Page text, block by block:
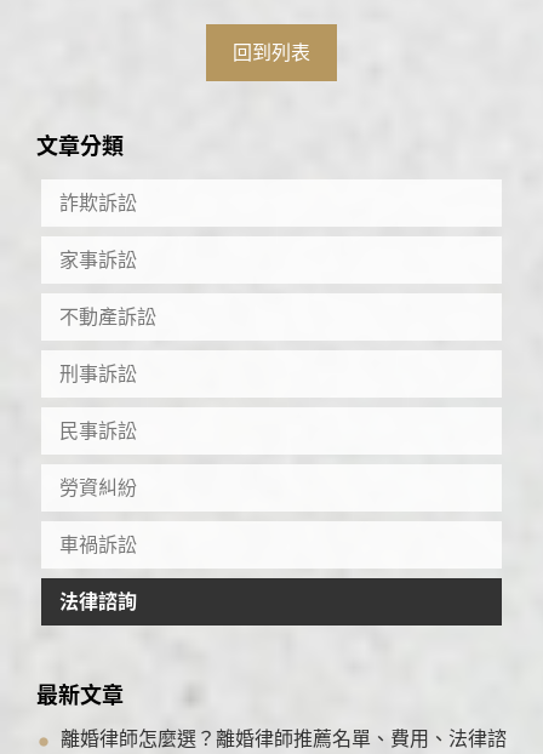
回到列表
文章分類
詐欺訴訟
家事訴訟
不動產訴訟
刑事訴訟
民事訴訟
勞資糾紛
車禍訴訟
法律諮詢
最新文章
離婚律師怎麼選？離婚律師推薦名單、費用、法律諮